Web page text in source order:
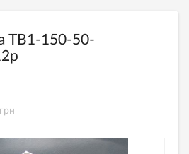
ТВ1-150-50-